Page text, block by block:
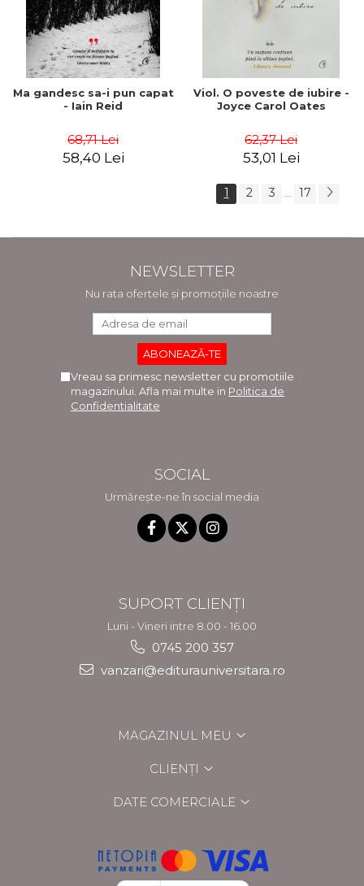
Ma gandesc sa-i pun capat
- Iain Reid
68,71 Lei
58,40 Lei
Viol. O poveste de iubire -
Joyce Carol Oates
62,37 Lei
53,01 Lei
1 2 3 ... 17
NEWSLETTER
Nu rata ofertele și promoțiile noastre
Vreau sa primesc newsletter cu promotiile
magazinului. Afla mai multe in Politica de
Confidentialitate
SOCIAL
Urmărește-ne în social media
SUPORT CLIENȚI
Luni - Vineri intre 8.00 - 16.00
0745 200 357
vanzari@editurauniversitara.ro
MAGAZINUL MEU
CLIENȚI
DATE COMERCIALE